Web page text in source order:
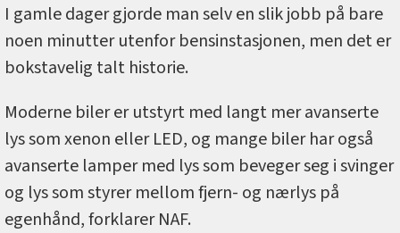
I gamle dager gjorde man selv en slik jobb på bare
noen minutter utenfor bensinstasjonen, men det er
bokstavelig talt historie.
Moderne biler er utstyrt med langt mer avanserte
lys som xenon eller LED, og mange biler har også
avanserte lamper med lys som beveger seg i svinger
og lys som styrer mellom fjern- og nærlys på
egenhånd, forklarer NAF.